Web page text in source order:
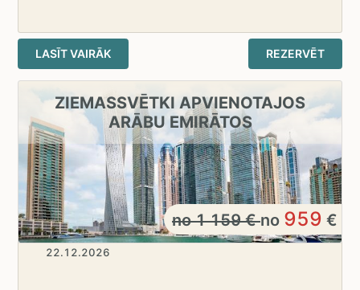
LASĪT VAIRĀK REZERVĒT
ZIEMASSVĒTKI APVIENOTAJOS
ARĀBU EMIRĀTOS
no1 159€no 959 €
22.12.2026